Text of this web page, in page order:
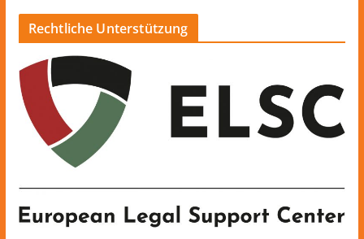
Rechtliche Unterstützung